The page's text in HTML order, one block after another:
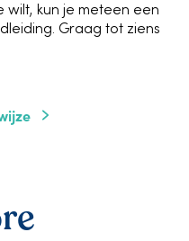
wilt, kun je meteen een
Graag tot ziens